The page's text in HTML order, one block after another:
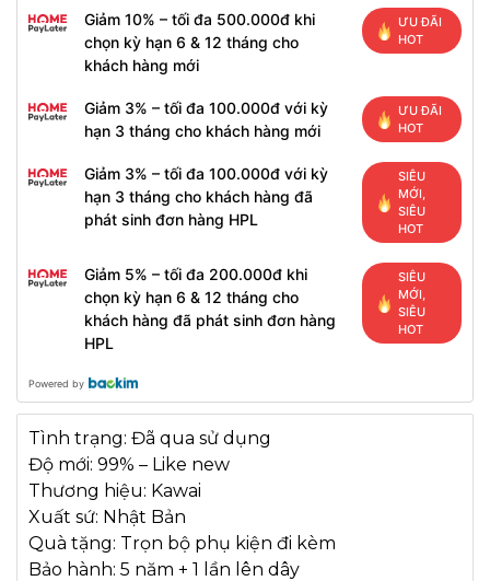
Giảm 10% – tối đa 500.000đ khi
chọn kỳ hạn 6 & 12 tháng cho
khách hàng mới
ƯU ĐÃI
HOT
Giảm 3% – tối đa 100.000đ với kỳ
hạn 3 tháng cho khách hàng mới
ƯU ĐÃI
HOT
Giảm 3% – tối đa 100.000đ với kỳ
hạn 3 tháng cho khách hàng đã
phát sinh đơn hàng HPL
SIÊU
MỚI,
SIÊU
HOT
Giảm 5% – tối đa 200.000đ khi
chọn kỳ hạn 6 & 12 tháng cho
khách hàng đã phát sinh đơn hàng
HPL
SIÊU
MỚI,
SIÊU
HOT
Powered by
Tình trạng: Đã qua sử dụng
Độ mới: 99% – Like new
Thương hiệu: Kawai
Xuất sứ: Nhật Bản
Quà tặng: Trọn bộ phụ kiện đi kèm
Bảo hành: 5 năm + 1 lần lên dây